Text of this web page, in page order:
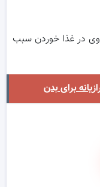
در غذا خوردن سبب